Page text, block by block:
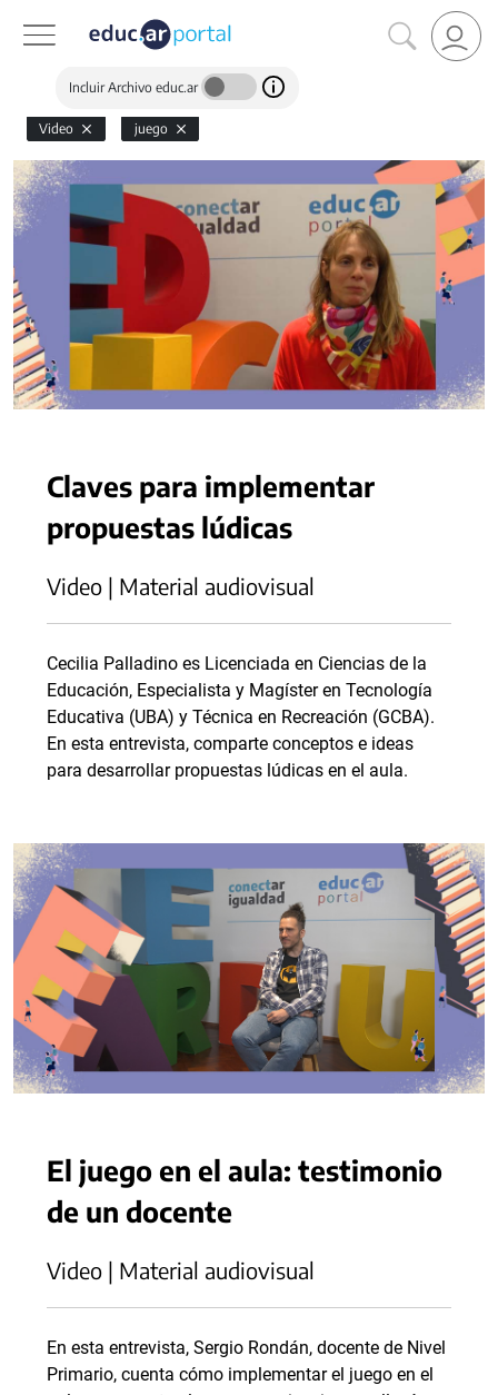
Incluir Archivo educ.ar
Video juego
Claves para implementar
propuestas lúdicas
Video | Material audiovisual
Cecilia Palladino es Licenciada en Ciencias de la
Educación, Especialista y Magíster en Tecnología
Educativa (UBA) y Técnica en Recreación (GCBA).
En esta entrevista, comparte conceptos e ideas
para desarrollar propuestas lúdicas en el aula.
El juego en el aula: testimonio
de un docente
Video | Material audiovisual
En esta entrevista, Sergio Rondán, docente de Nivel
Primario, cuenta cómo implementar el juego en el